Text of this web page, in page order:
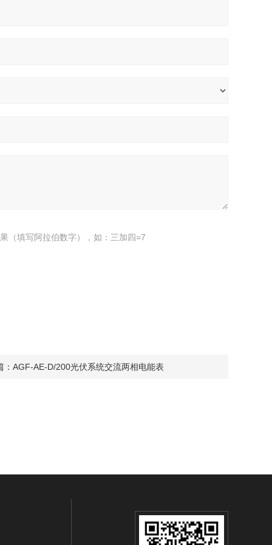
（填写阿拉伯数字），如：三加四=7
AGF-AE-D/200光伏系统交流两相电能表